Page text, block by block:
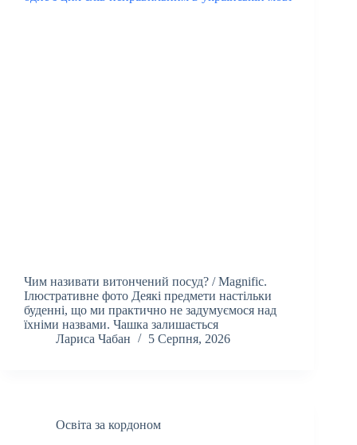
Чим називати витончений посуд? / Мagnific.
Ілюстративне фото Деякі предмети настільки
буденні, що ми практично не задумуємося над
їхніми назвами. Чашка залишається
Лариса Чабан
5 Серпня, 2026
Освіта за кордоном